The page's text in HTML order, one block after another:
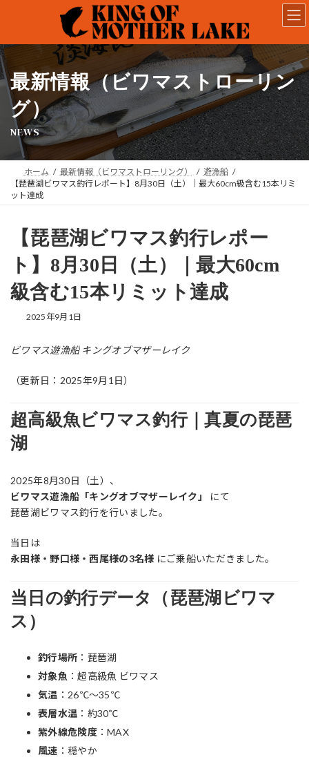
ン
ツ
へ
ス
ー
シ
ョ
ン最新情報（ビワマストローリン
グ）
NEWS
ホーム 最新情報（ビワマストローリング）
遊漁船
【琵琶湖ビワマス釣行レポート】8月30日（土）｜最大60cm級含む15本リミ
ット達成
【琵琶湖ビワマス釣行レポー
ト】8月30日（土）｜最大60cm
級含む15本リミット達成
2025年9月1日
ビワマス遊漁船 キングオブマザーレイク
（更新日：2025年9月1日）
超高級魚ビワマス釣行｜真夏の琵琶
湖
2025年8月30日（土）、
ビワマス遊漁船「キングオブマザーレイク」
にて
琵琶湖ビワマス釣行を行いました。
当日は
永田様・野口様・西尾様の3名様 にご乗船いただきました。
当日の釣行データ（琵琶湖ビワマ
ス）
釣行場所 ：琵琶湖
対象魚 ：超高級魚 ビワマス
気温 ：26℃〜35℃
表層水温 ：約30℃
紫外線危険度：MAX
風速 ：穏やか